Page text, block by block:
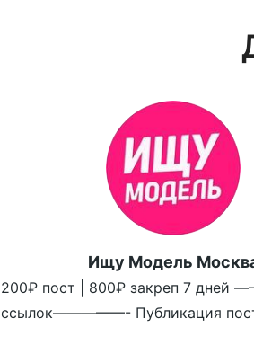
Ищу Модель
200₽ пост | 800₽ закреп 7
ссылок—————- Публикация